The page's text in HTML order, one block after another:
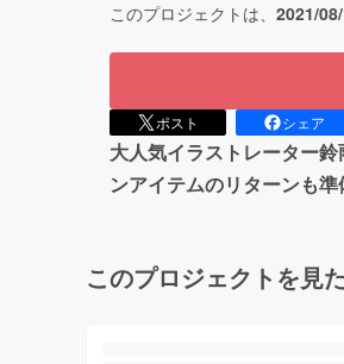
このプロジェクトは、 2021/
ポスト シェア
大人気イラストレーター
ンアイテムのリターンも
このプロジェクトを見